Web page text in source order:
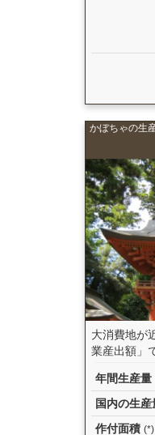
かぼちゃの生
大消費地が
業産出額」
年間生産量
国内の生産
作付面積 (*)